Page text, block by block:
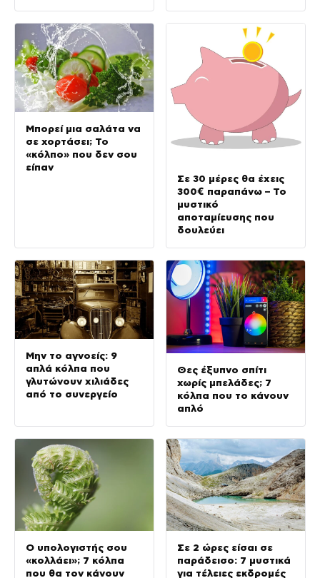
Μπορεί μια σαλάτα να
σε χορτάσει; Το
«κόλπο» που δεν σου
είπαν
Σε 30 μέρες θα έχεις
300€ παραπάνω – Το
μυστικό
αποταμίευσης που
δουλεύει
Μην το αγνοείς: 9
απλά κόλπα που
γλυτώνουν χιλιάδες
από το συνεργείο
Θες έξυπνο σπίτι
χωρίς μπελάδες; 7
κόλπα που το κάνουν
απλό
Ο υπολογιστής σου
«κολλάει»; 7 κόλπα
που θα τον κάνουν
Σε 2 ώρες είσαι σε
παράδεισο: 7 μυστικά
για τέλειες εκδρομές